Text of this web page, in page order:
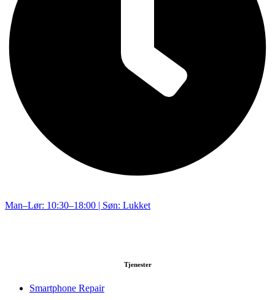
Man–Lør: 10:30–18:00 | Søn: Lukket
Tjenester
Smartphone Repair